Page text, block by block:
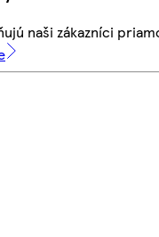
naši zákazníci